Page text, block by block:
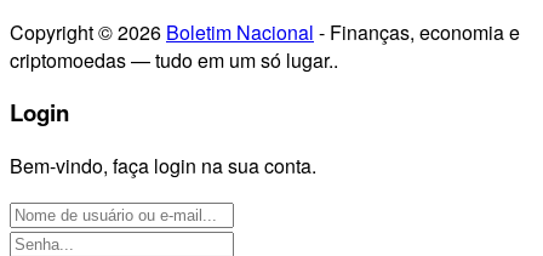
Copyright © 2026 Boletim Nacional - Finanças, economia e
criptomoedas — tudo em um só lugar..
Login
Bem-vindo, faça login na sua conta.